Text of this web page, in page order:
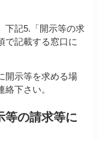
下記5.「開示等の求
で記載する窓口に
開示等を求める場
下さい。
等の請求等に